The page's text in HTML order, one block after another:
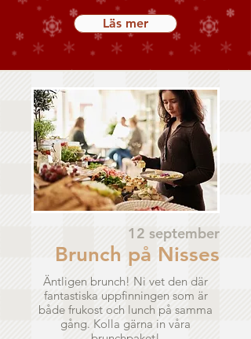
Läs mer
12 september
Brunch på Nisses
Äntligen brunch! Ni vet den där
fantastiska uppfinningen som är
både frukost och lunch på samma
gång. Kolla gärna in våra